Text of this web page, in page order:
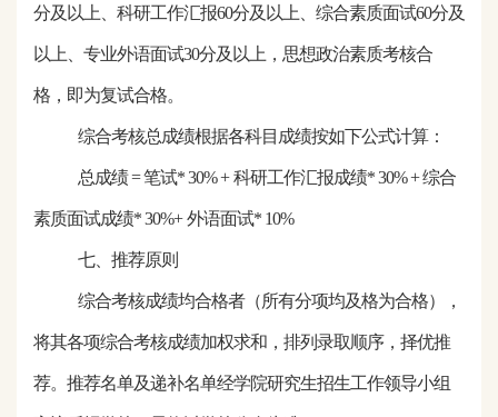
分及以上、科研工作汇报60分及以上、综合素质面试60分及
以上、专业外语面试30分及以上，思想政治素质考核合
格，即为复试合格。
综合考核总成绩根据各科目成绩按如下公式计算：
总成绩= 笔试* 30% + 科研工作汇报成绩* 30% + 综合
素质面试成绩* 30%+ 外语面试* 10%
七、推荐原则
综合考核成绩均合格者（所有分项均及格为合格），
将其各项综合考核成绩加权求和，排列录取顺序，择优推
荐。推荐名单及递补名单经学院研究生招生工作领导小组